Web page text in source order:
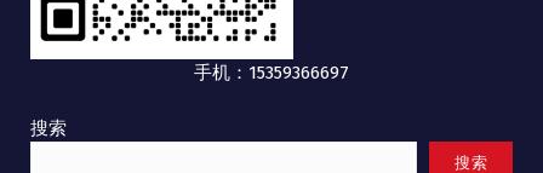
手机：15359366697
搜索
搜索